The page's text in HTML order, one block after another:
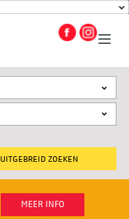
UITGEBREID ZOEKEN
MEER INFO